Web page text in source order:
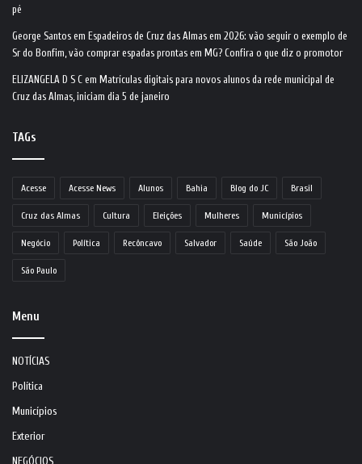
pé
George Santos em Espadeiros de Cruz das Almas em 2026: vão seguir o exemplo de
Sr do Bonfim, vão comprar espadas prontas em MG? Confira o que diz o promotor
ELIZANGELA D S C em Matrículas digitais para novos alunos da rede municipal de
Cruz das Almas, iniciam dia 5 de janeiro
TAGs
Acesse Acesse News Alunos Bahia Blog do JC Brasil
Cruz das Almas Cultura Eleições Mulheres Municípios
Negócio Política Recôncavo Salvador Saúde São João
São Paulo
Menu
NOTÍCIAS
Política
Municípios
Exterior